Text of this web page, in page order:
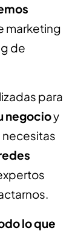
marketing
de
para
negocioy
lo que